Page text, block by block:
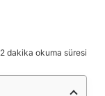
2 dakika okuma süresi